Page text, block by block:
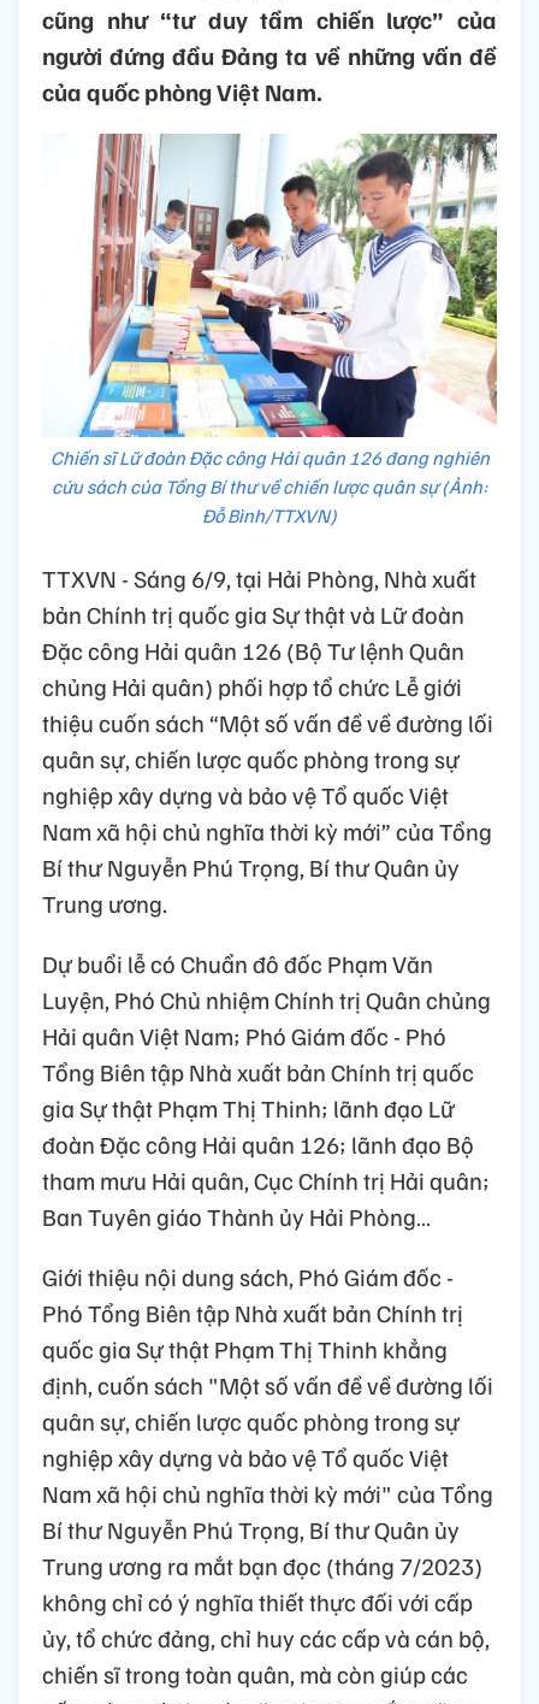
cũng như “tư duy tầm chiến lược” của
người đứng đầu Đảng ta về những vấn đề
của quốc phòng Việt Nam.
Chiến sĩ Lữ đoàn Đặc công Hải quân 126 đang nghiên
cứu sách của Tổng Bí thư về chiến lược quân sự (Ảnh:
Đỗ Bình/TTXVN)
TTXVN - Sáng 6/9, tại Hải Phòng, Nhà xuất
bản Chính trị quốc gia Sự thật và Lữ đoàn
Đặc công Hải quân 126 (Bộ Tư lệnh Quân
chủng Hải quân) phối hợp tổ chức Lễ giới
thiệu cuốn sách “Một số vấn đề về đường lối
quân sự, chiến lược quốc phòng trong sự
nghiệp xây dựng và bảo vệ Tổ quốc Việt
Nam xã hội chủ nghĩa thời kỳ mới” của Tổng
Bí thư Nguyễn Phú Trọng, Bí thư Quân ủy
Trung ương.
Dự buổi lễ có Chuẩn đô đốc Phạm Văn
Luyện, Phó Chủ nhiệm Chính trị Quân chủng
Hải quân Việt Nam; Phó Giám đốc - Phó
Tổng Biên tập Nhà xuất bản Chính trị quốc
gia Sự thật Phạm Thị Thinh; lãnh đạo Lữ
đoàn Đặc công Hải quân 126; lãnh đạo Bộ
tham mưu Hải quân, Cục Chính trị Hải quân;
Ban Tuyên giáo Thành ủy Hải Phòng…
Giới thiệu nội dung sách, Phó Giám đốc -
Phó Tổng Biên tập Nhà xuất bản Chính trị
quốc gia Sự thật Phạm Thị Thinh khẳng
định, cuốn sách "Một số vấn đề về đường lối
quân sự, chiến lược quốc phòng trong sự
nghiệp xây dựng và bảo vệ Tổ quốc Việt
Nam xã hội chủ nghĩa thời kỳ mới" của Tổng
Bí thư Nguyễn Phú Trọng, Bí thư Quân ủy
Trung ương ra mắt bạn đọc (tháng 7/2023)
không chỉ có ý nghĩa thiết thực đối với cấp
ủy, tổ chức đảng, chỉ huy các cấp và cán bộ,
chiến sĩ trong toàn quân, mà còn giúp các